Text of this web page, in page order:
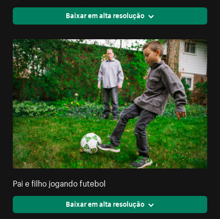
Baixar em alta resolução
Pai e filho jogando futebol
Baixar em alta resolução